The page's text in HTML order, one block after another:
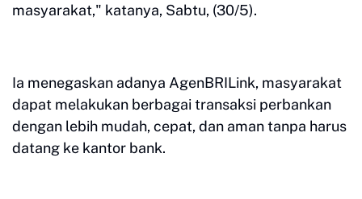
masyarakat," katanya, Sabtu, (30/5).
Ia menegaskan adanya AgenBRILink, masyarakat
dapat melakukan berbagai transaksi perbankan
dengan lebih mudah, cepat, dan aman tanpa harus
datang ke kantor bank.